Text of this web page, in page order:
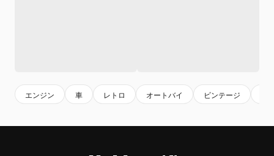
エンジン 車 レトロ オートバイ ビンテージ